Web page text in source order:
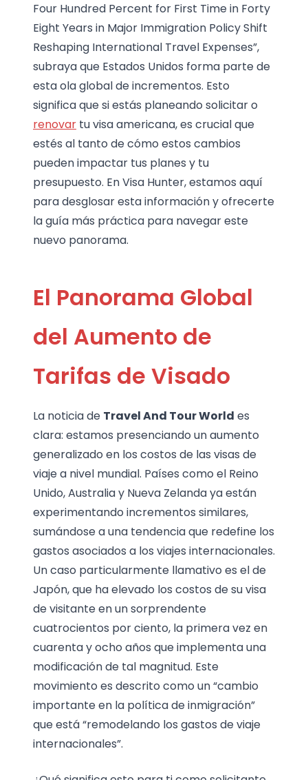
Four Hundred Percent for First Time in Forty
Eight Years in Major Immigration Policy Shift
Reshaping International Travel Expenses”,
subraya que Estados Unidos forma parte de
esta ola global de incrementos. Esto
significa que si estás planeando solicitar o
renovar tu visa americana, es crucial que
estés al tanto de cómo estos cambios
pueden impactar tus planes y tu
presupuesto. En Visa Hunter, estamos aquí
para desglosar esta información y ofrecerte
la guía más práctica para navegar este
nuevo panorama.
El Panorama Global
del Aumento de
Tarifas de Visado
La noticia de Travel And Tour World es
clara: estamos presenciando un aumento
generalizado en los costos de las visas de
viaje a nivel mundial. Países como el Reino
Unido, Australia y Nueva Zelanda ya están
experimentando incrementos similares,
sumándose a una tendencia que redefine los
gastos asociados a los viajes internacionales.
Un caso particularmente llamativo es el de
Japón, que ha elevado los costos de su visa
de visitante en un sorprendente
cuatrocientos por ciento, la primera vez en
cuarenta y ocho años que implementa una
modificación de tal magnitud. Este
movimiento es descrito como un “cambio
importante en la política de inmigración”
que está “remodelando los gastos de viaje
internacionales”.